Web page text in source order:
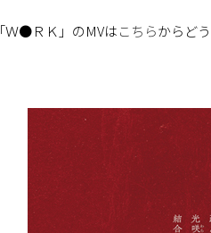
「Ｗ●ＲＫ」のMVはこちらからど